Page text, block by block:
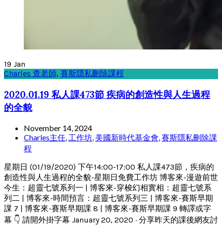
19 Jan
Charles 查老師, 賽斯隱私刪除課程
2020.01.19 私人課473節 疾病的創造性與人生過程
的全貌
November 14, 2024
Charles主任, 工作坊, 美國新時代基金會,賽斯隱私刪除課
程
星期日 (01/19/2020) 下午14:00-17:00 私人課473節，疾病的
創造性與人生過程的全貌-星期日免費工作坊 博客來-漫遊前世
今生：超靈七號系列一 | 博客來-穿梭幻相實相：超靈七號系
列二 | 博客來-時間預言：超靈七號系列三 | 博客來-賽斯早期
課 7 | 博客來-賽斯早期課 8 | 博客來-賽斯早期課 9 轉譯或字
幕 👇 請開外掛字幕 January 20, 2020 · 分享昨天的課後網友討